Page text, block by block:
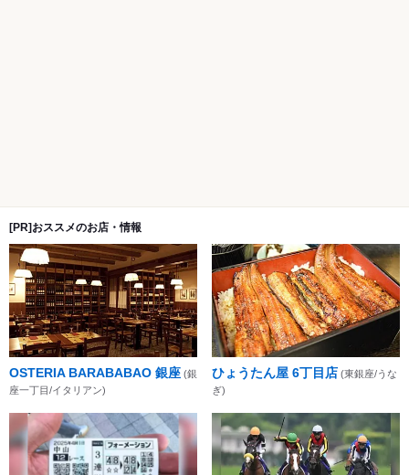
[PR]おススメのお店・情報
OSTERIA BARABABAO 銀座 (銀
座一丁目/イタリアン)
ひょうたん屋 6丁目店 (東銀座/うな
ぎ)